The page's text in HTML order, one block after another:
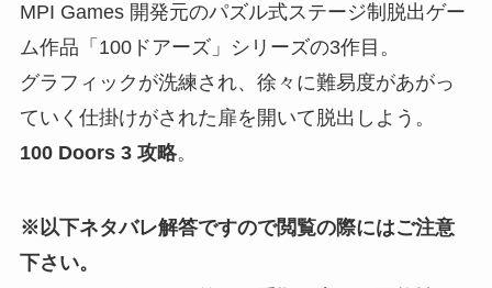
MPI Games 開発元のパズル式ステージ制脱出ゲー
ム作品「100ドアーズ」シリーズの3作目。
グラフィックが洗練され、徐々に難易度があがっ
ていく仕掛けがされた扉を開いて脱出しよう。
100 Doors 3 攻略。
※以下ネタバレ解答ですので閲覧の際にはご注意
下さい。